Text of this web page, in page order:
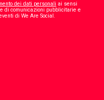
dei dati personali ai sensi
di comunicazioni pubblicitarie e
di We Are Social.